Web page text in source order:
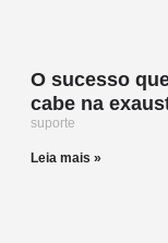
O sucesso
cabe na
suporte
Leia mais »